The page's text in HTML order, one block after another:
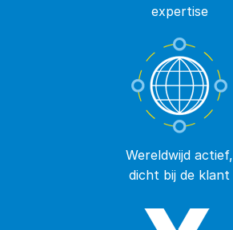
expertise
Wereldwijd actief,
dicht bij de klant